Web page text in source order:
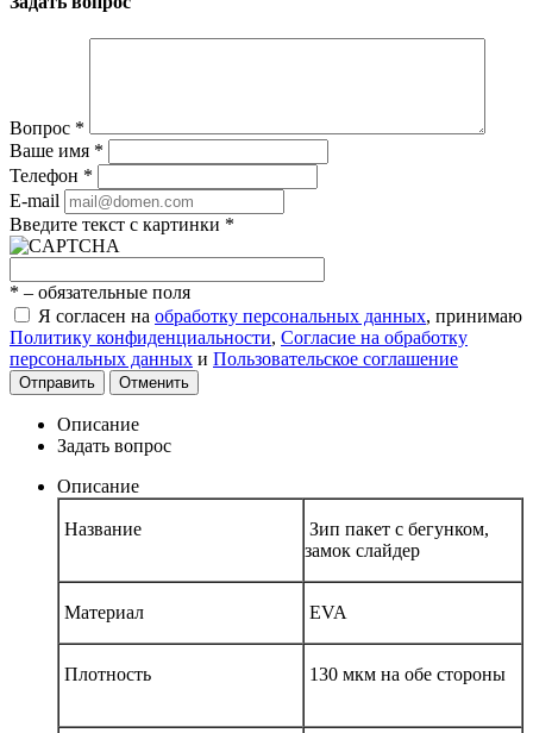
Вопрос *
Ваше имя *
Телефон *
E-mail
Введите текст с картинки *
* – обязательные поля
Я согласен на обработку персональных данных, принимаю
Политику конфиденциальности, Согласие на обработку
персональных данных и Пользовательское соглашение
Отправить Отменить
Описание
Задать вопрос
Описание
Название
Зип пакет с бегунком,
замок слайдер
Материал EVA
Плотность 130 мкм на обе стороны